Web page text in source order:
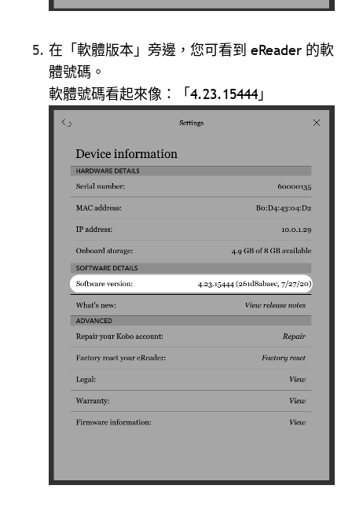
在「軟體版本」旁邊，您可看到 eReader 的軟
體號碼。
軟體號碼看起來像：「4.23.15444」